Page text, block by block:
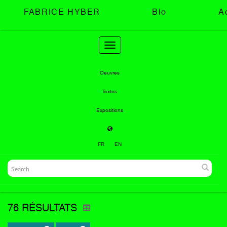
FABRICE HYBER Bio
Toggle
navigation
Oeuvres
Textes
Expositions
FR EN
76 RÉSULTATS